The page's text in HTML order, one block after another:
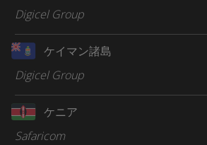
Digicel Group
ケイマン諸島
Digicel Group
ケニア
Safaricom